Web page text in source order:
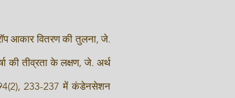
आकार वितरण की तुलना, जे.
की तीव्रता के लक्षण, जे. अर्थ
94(2), 233-237 में कंडेनसेशन